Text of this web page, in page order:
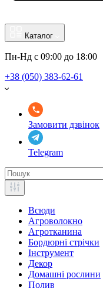
Каталог
Пн-Нд с 09:00 до 18:00
+38 (050) 383-62-61
Замовити дзвінок
Telegram
Всюди
Агроволокно
Агротканина
Бордюрні стрічки
Інструмент
Декор
Домашні рослини
Полив